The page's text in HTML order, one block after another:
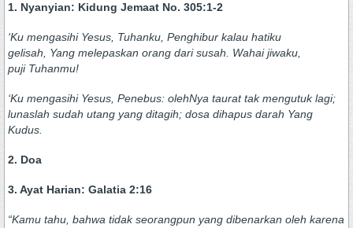
1. Nyanyian: Kidung Jemaat No. 305:1-2
‘Ku mengasihi Yesus, Tuhanku, Penghibur kalau hatiku
gelisah, Yang melepaskan orang dari susah. Wahai jiwaku,
puji Tuhanmu!
‘Ku mengasihi Yesus, Penebus: olehNya taurat tak mengutuk lagi;
lunaslah sudah utang yang ditagih; dosa dihapus darah Yang
Kudus.
2. Doa
3. Ayat Harian: Galatia 2:16
“Kamu tahu, bahwa tidak seorangpun yang dibenarkan oleh karena